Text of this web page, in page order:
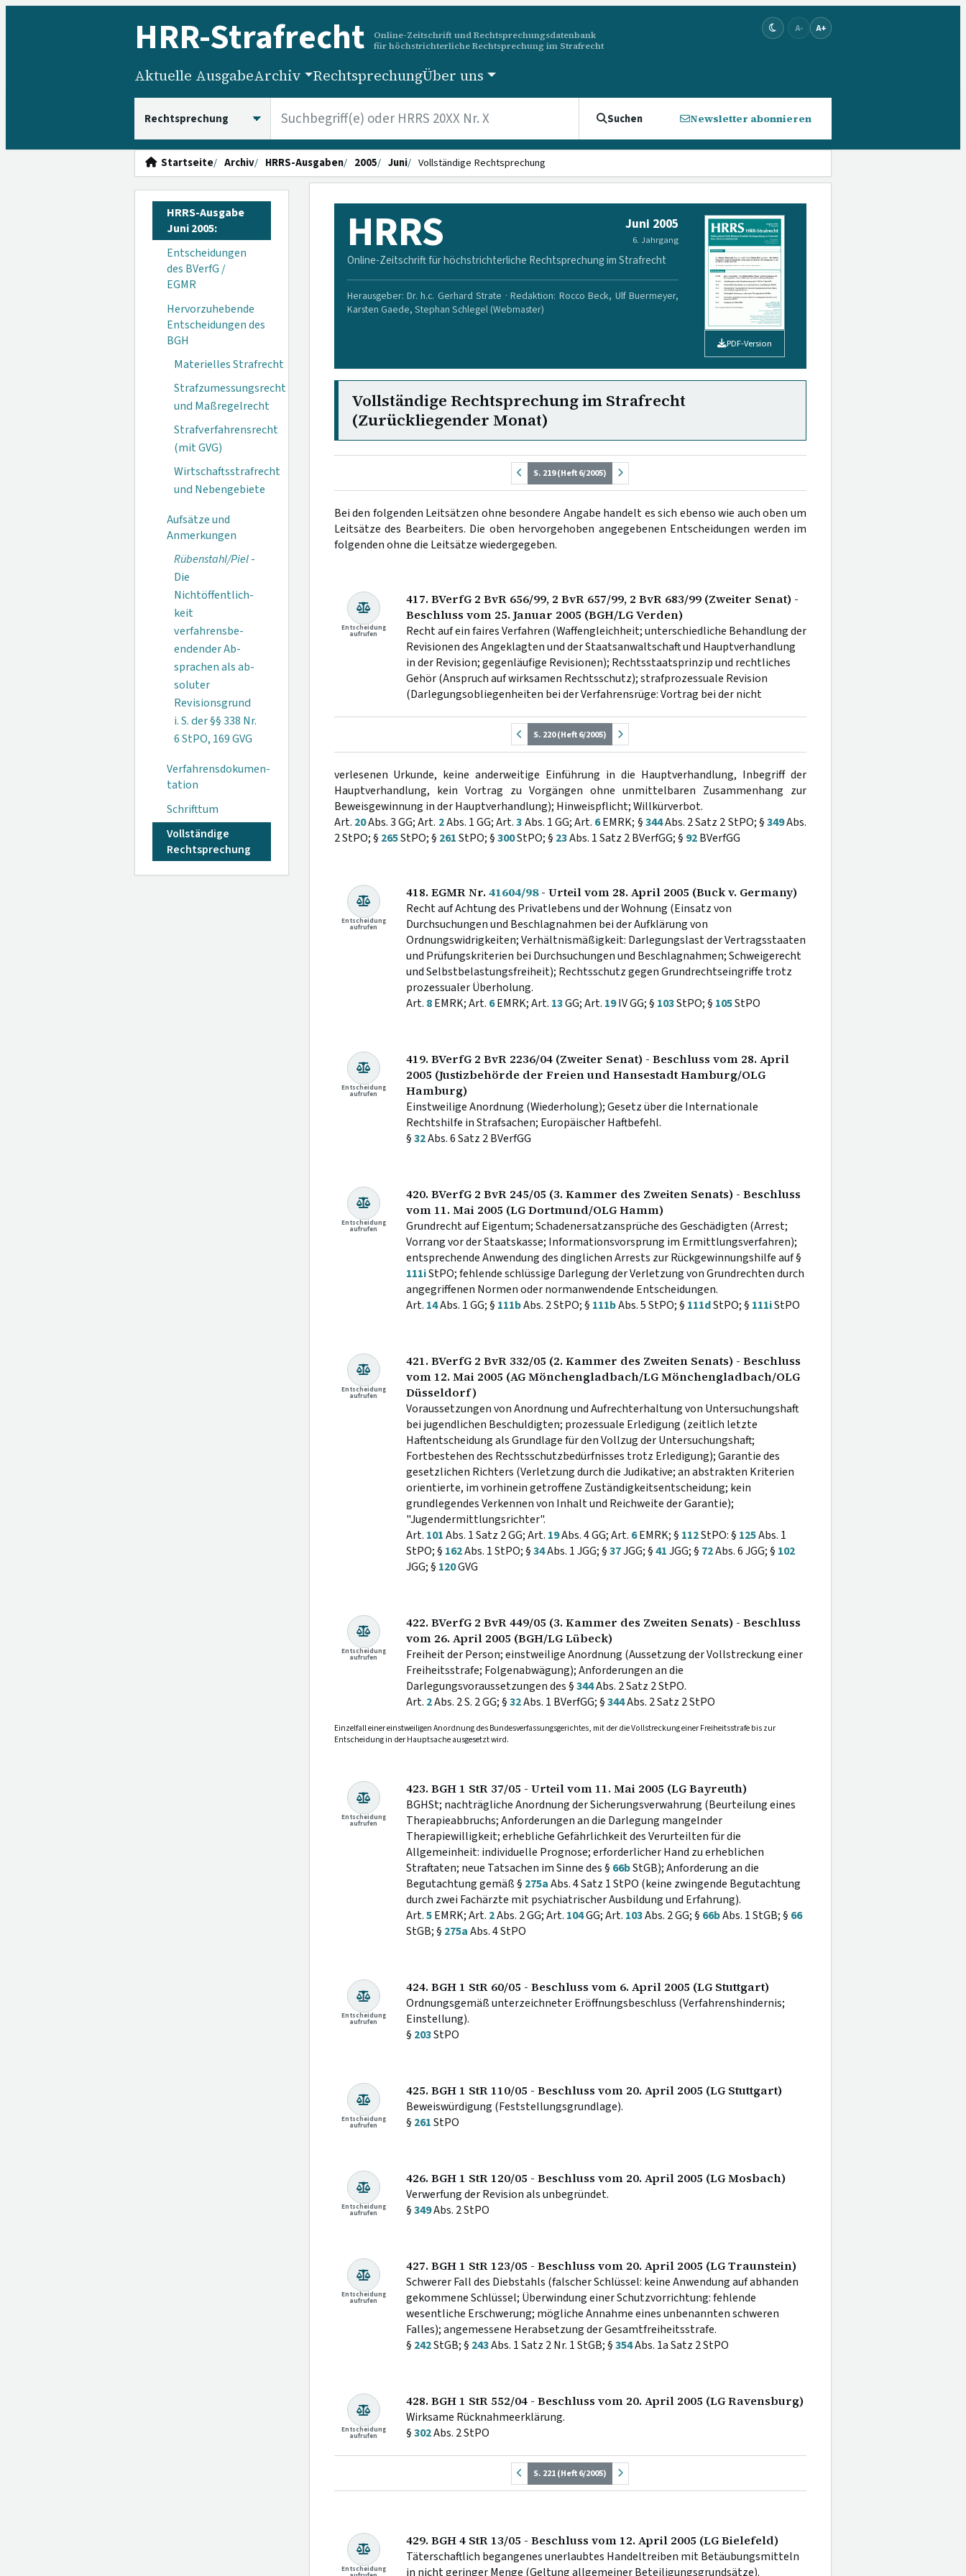
HRR-Strafrecht
Online-Zeitschrift und Rechtsprechungsdatenbank
für höchstrichterliche Rechtsprechung im Strafrecht
A- A+
Aktuelle AusgabeArchiv RechtsprechungÜber uns
Suchen Newsletter abonnieren
Startseite Archiv HRRS-Ausgaben 2005 Juni Vollständige Rechtsprechung
HRRS-Ausgabe
Juni 2005:
Entscheidungen
des BVerfG /
EGMR
Hervorzuhebende
Entscheidungen des
BGH
Materielles Strafrecht
Strafzumessungsrecht
und Maßregelrecht
Strafverfahrensrecht
(mit GVG)
Wirtschaftsstrafrecht
und Nebengebiete
Aufsätze und
Anmerkungen
Rübenstahl/Piel-
Die
Nichtöffentlich­
keit
verfahrensbe­
endender Ab­
sprachen als ab­
soluter
Revisions­grund
i. S. der §§ 338 Nr.
6 StPO, 169 GVG
Verfahrensdokumen­
tation
Schrifttum
Vollständige
Rechtsprechung
HRRS Juni 2005
6. Jahrgang
Online-Zeitschrift für höchstrichterliche Rechtsprechung im Strafrecht
Herausgeber: Dr. h.c. Gerhard Strate · Redaktion: Rocco Beck, Ulf Buermeyer,
Karsten Gaede, Stephan Schlegel (Webmaster)
PDF-Version
Vollständige Rechtsprechung im Strafrecht
(Zurückliegender Monat)
S. 219 (Heft 6/2005)
Bei den folgenden Leitsätzen ohne besondere Angabe handelt es sich ebenso wie auch oben um
Leitsätze des Bearbeiters. Die oben hervorgehoben angegebenen Entscheidungen werden im
folgenden ohne die Leitsätze wiedergegeben.
Entscheidung
aufrufen
417. BVerfG 2 BvR 656/99, 2 BvR 657/99, 2 BvR 683/99 (Zweiter Senat) -
Beschluss vom 25. Januar 2005 (BGH/LG Verden)
Recht auf ein faires Verfahren (Waffengleichheit; unterschiedliche Behandlung der
Revisionen des Angeklagten und der Staatsanwaltschaft und Hauptverhandlung
in der Revision; gegenläufige Revisionen); Rechtsstaatsprinzip und rechtliches
Gehör (Anspruch auf wirksamen Rechtsschutz); strafprozessuale Revision
(Darlegungsobliegenheiten bei der Verfahrensrüge: Vortrag bei der nicht
S. 220 (Heft 6/2005)
verlesenen Urkunde, keine anderweitige Einführung in die Hauptverhandlung, Inbegriff der
Hauptverhandlung, kein Vortrag zu Vorgängen ohne unmittelbaren Zusammenhang zur
Beweisgewinnung in der Hauptverhandlung); Hinweispflicht; Willkürverbot.
Art. 20Abs. 3 GG; Art. 2Abs. 1 GG; Art.3Abs. 1 GG; Art. 6EMRK; §344Abs. 2 Satz 2 StPO; §349Abs.
2 StPO; § 265StPO; § 261StPO; §300StPO; § 23Abs. 1 Satz 2 BVerfGG; § 92BVerfGG
Entscheidung
aufrufen
418. EGMR Nr. 41604/98- Urteil vom 28. April 2005 (Buck v. Germany)
Recht auf Achtung des Privatlebens und der Wohnung (Einsatz von
Durchsuchungen und Beschlagnahmen bei der Aufklärung von
Ordnungswidrigkeiten; Verhältnismäßigkeit: Darlegungslast der Vertragsstaaten
und Prüfungskriterien bei Durchsuchungen und Beschlagnahmen; Schweigerecht
und Selbstbelastungsfreiheit); Rechtsschutz gegen Grundrechtseingriffe trotz
prozessualer Überholung.
Art. 8EMRK; Art. 6EMRK; Art. 13GG; Art. 19IV GG; § 103StPO; § 105StPO
Entscheidung
aufrufen
419. BVerfG 2 BvR 2236/04 (Zweiter Senat) - Beschluss vom 28. April
2005 (Justizbehörde der Freien und Hansestadt Hamburg/OLG
Hamburg)
Einstweilige Anordnung (Wiederholung); Gesetz über die Internationale
Rechtshilfe in Strafsachen; Europäischer Haftbefehl.
§32Abs. 6 Satz 2 BVerfGG
Entscheidung
aufrufen
420. BVerfG 2 BvR 245/05 (3. Kammer des Zweiten Senats) - Beschluss
vom 11. Mai 2005 (LG Dortmund/OLG Hamm)
Grundrecht auf Eigentum; Schadenersatzansprüche des Geschädigten (Arrest;
Vorrang vor der Staatskasse; Informationsvorsprung im Ermittlungsverfahren);
entsprechende Anwendung des dinglichen Arrests zur Rückgewinnungshilfe auf §
111iStPO; fehlende schlüssige Darlegung der Verletzung von Grundrechten durch
angegriffenen Normen oder normanwendende Entscheidungen.
Art. 14Abs. 1 GG; § 111bAbs. 2 StPO; § 111bAbs. 5 StPO; § 111dStPO; § 111iStPO
Entscheidung
aufrufen
421. BVerfG 2 BvR 332/05 (2. Kammer des Zweiten Senats) - Beschluss
vom 12. Mai 2005 (AG Mönchengladbach/LG Mönchengladbach/OLG
Düsseldorf)
Voraussetzungen von Anordnung und Aufrechterhaltung von Untersuchungshaft
bei jugendlichen Beschuldigten; prozessuale Erledigung (zeitlich letzte
Haftentscheidung als Grundlage für den Vollzug der Untersuchungshaft;
Fortbestehen des Rechtsschutzbedürfnisses trotz Erledigung); Garantie des
gesetzlichen Richters (Verletzung durch die Judikative; an abstrakten Kriterien
orientierte, im vorhinein getroffene Zuständigkeitsentscheidung; kein
grundlegendes Verkennen von Inhalt und Reichweite der Garantie);
"Jugendermittlungsrichter".
Art. 101Abs. 1 Satz 2 GG; Art. 19Abs. 4 GG; Art. 6EMRK; § 112StPO: § 125Abs. 1
StPO; § 162Abs. 1 StPO; §34Abs. 1 JGG; §37JGG; §41JGG; § 72Abs. 6 JGG; § 102
JGG; § 120GVG
Entscheidung
aufrufen
422. BVerfG 2 BvR 449/05 (3. Kammer des Zweiten Senats) - Beschluss
vom 26. April 2005 (BGH/LG Lübeck)
Freiheit der Person; einstweilige Anordnung (Aussetzung der Vollstreckung einer
Freiheitsstrafe; Folgenabwägung); Anforderungen an die
Darlegungsvoraussetzungen des §344Abs. 2 Satz 2 StPO.
Art. 2Abs. 2 S. 2 GG; §32Abs. 1 BVerfGG; §344Abs. 2 Satz 2 StPO
Einzelfall einer einstweiligen Anordnung des Bundesverfassungsgerichtes, mit der die Vollstreckung einer Freiheitsstrafe bis zur
Entscheidung in der Hauptsache ausgesetzt wird.
Entscheidung
aufrufen
423. BGH 1 StR 37/05 - Urteil vom 11. Mai 2005 (LG Bayreuth)
BGHSt; nachträgliche Anordnung der Sicherungsverwahrung (Beurteilung eines
Therapieabbruchs; Anforderungen an die Darlegung mangelnder
Therapiewilligkeit; erhebliche Gefährlichkeit des Verurteilten für die
Allgemeinheit: individuelle Prognose; erforderlicher Hand zu erheblichen
Straftaten; neue Tatsachen im Sinne des § 66bStGB); Anforderung an die
Begutachtung gemäß § 275aAbs. 4 Satz 1 StPO (keine zwingende Begutachtung
durch zwei Fachärzte mit psychiatrischer Ausbildung und Erfahrung).
Art.5EMRK; Art. 2Abs. 2 GG; Art. 104GG; Art. 103Abs. 2 GG; § 66bAbs. 1 StGB; § 66
StGB; § 275aAbs. 4 StPO
Entscheidung
aufrufen
424. BGH 1 StR 60/05 - Beschluss vom 6. April 2005 (LG Stuttgart)
Ordnungsgemäß unterzeichneter Eröffnungsbeschluss (Verfahrenshindernis;
Einstellung).
§ 203StPO
Entscheidung
aufrufen
425. BGH 1 StR 110/05 - Beschluss vom 20. April 2005 (LG Stuttgart)
Beweiswürdigung (Feststellungsgrundlage).
§ 261StPO
Entscheidung
aufrufen
426. BGH 1 StR 120/05 - Beschluss vom 20. April 2005 (LG Mosbach)
Verwerfung der Revision als unbegründet.
§349Abs. 2 StPO
Entscheidung
aufrufen
427. BGH 1 StR 123/05 - Beschluss vom 20. April 2005 (LG Traunstein)
Schwerer Fall des Diebstahls (falscher Schlüssel: keine Anwendung auf abhanden
gekommene Schlüssel; Überwindung einer Schutzvorrichtung: fehlende
wesentliche Erschwerung; mögliche Annahme eines unbenannten schweren
Falles); angemessene Herabsetzung der Gesamtfreiheitsstrafe.
§ 242StGB; § 243Abs. 1 Satz 2 Nr. 1 StGB; §354Abs. 1a Satz 2 StPO
Entscheidung
aufrufen
428. BGH 1 StR 552/04 - Beschluss vom 20. April 2005 (LG Ravensburg)
Wirksame Rücknahmeerklärung.
§302Abs. 2 StPO
S. 221 (Heft 6/2005)
Entscheidung
429. BGH 4 StR 13/05 - Beschluss vom 12. April 2005 (LG Bielefeld)
Täterschaftlich begangenes unerlaubtes Handeltreiben mit Betäubungsmitteln
in nicht geringer Menge (Geltung allgemeiner Beteiligungsgrundsätze).